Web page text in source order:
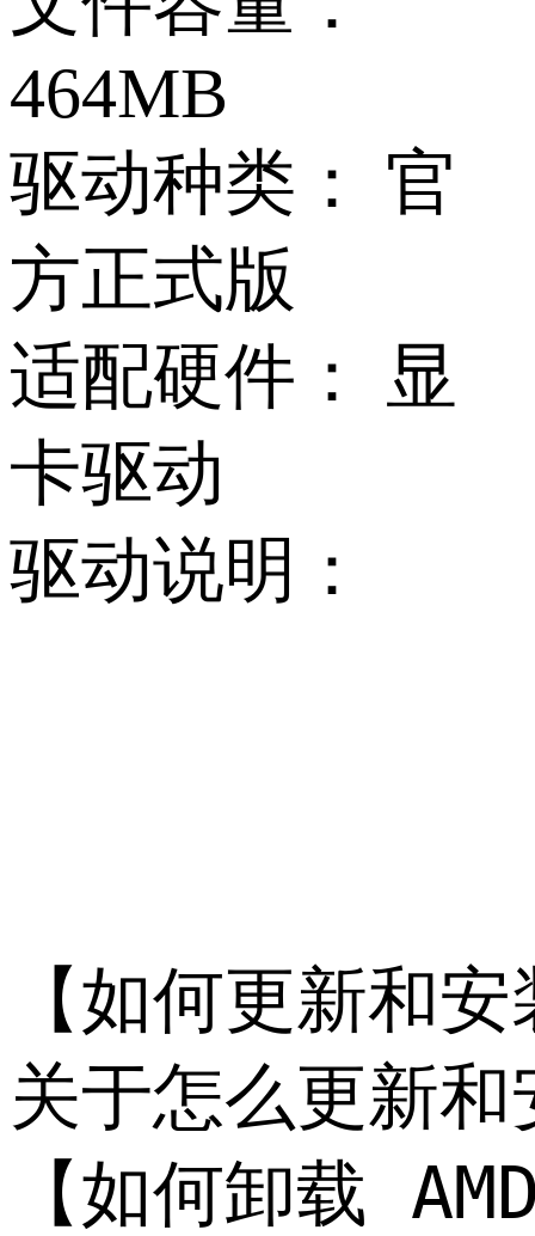
464MB
驱动种类：
官
方正式版
适配硬件：
显
卡驱动
驱动说明：
【如何更新和
关于怎么更新
【如何卸载